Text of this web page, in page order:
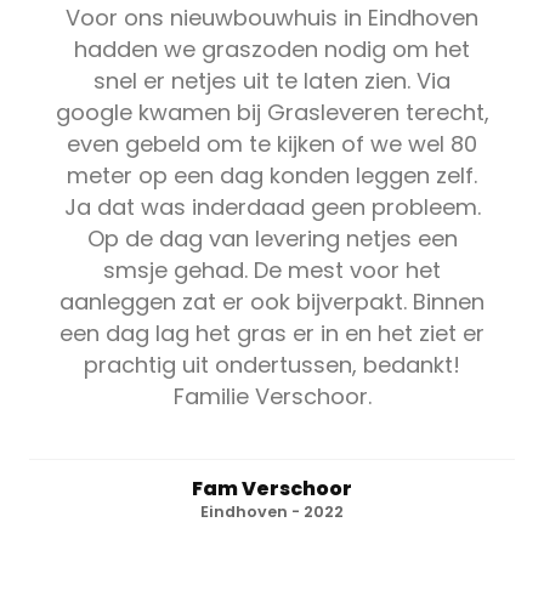
Voor ons nieuwbouwhuis in Eindhoven
hadden we graszoden nodig om het
snel er netjes uit te laten zien. Via
google kwamen bij Grasleveren terecht,
even gebeld om te kijken of we wel 80
meter op een dag konden leggen zelf.
Ja dat was inderdaad geen probleem.
Op de dag van levering netjes een
smsje gehad. De mest voor het
aanleggen zat er ook bijverpakt. Binnen
een dag lag het gras er in en het ziet er
prachtig uit ondertussen, bedankt!
Familie Verschoor.
Fam Verschoor
Eindhoven - 2022